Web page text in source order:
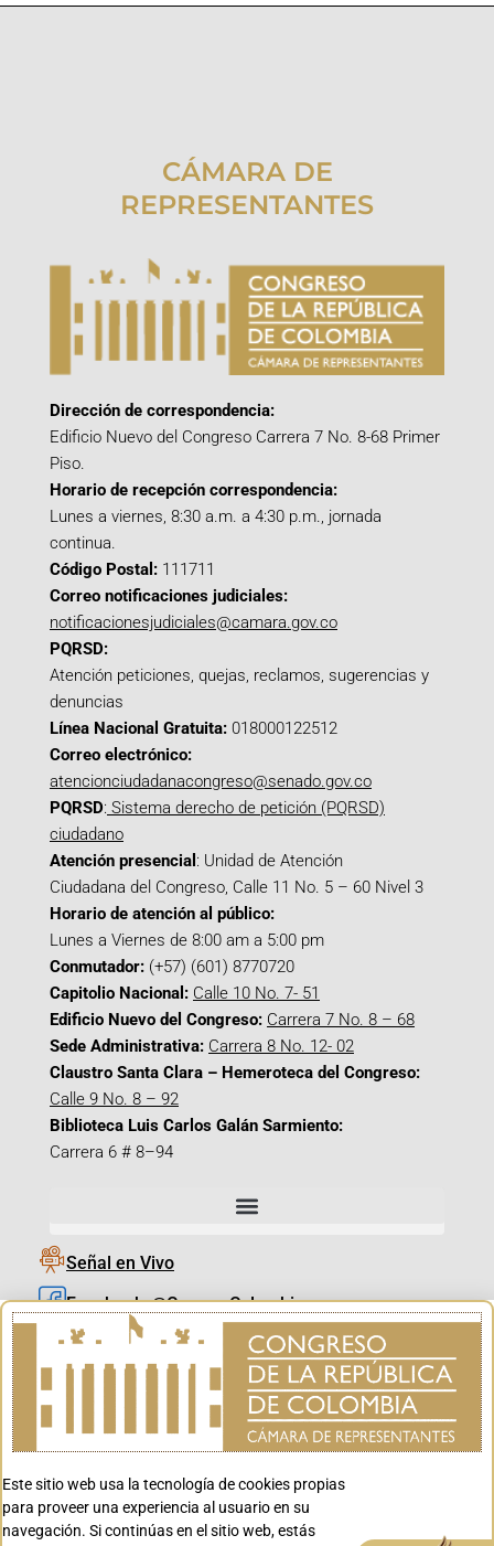
CÁMARA DE
REPRESENTANTES
Dirección de correspondencia:
Edificio Nuevo del Congreso Carrera 7 No. 8-68 Primer
Piso.
Horario de recepción correspondencia:
Lunes a viernes, 8:30 a.m. a 4:30 p.m., jornada
continua.
Código Postal: 111711
Correo notificaciones judiciales:
notificacionesjudiciales@camara.gov.co
PQRSD:
Atención peticiones, quejas, reclamos, sugerencias y
denuncias
Línea Nacional Gratuita: 018000122512
Correo electrónico:
atencionciudadanacongreso@senado.gov.co
PQRSD: Sistema derecho de petición (PQRSD)
ciudadano
Atención presencial : Unidad de Atención
Ciudadana del Congreso, Calle 11 No. 5 – 60 Nivel 3
Horario de atención al público:
Lunes a Viernes de 8:00 am a 5:00 pm
Conmutador: (+57) (601) 8770720
Capitolio Nacional: Calle 10 No. 7- 51
Edificio Nuevo del Congreso: Carrera 7 No. 8 – 68
Sede Administrativa: Carrera 8 No. 12- 02
Claustro Santa Clara – Hemeroteca del Congreso:
Calle 9 No. 8 – 92
Biblioteca Luis Carlos Galán Sarmiento:
Carrera 6 # 8–94
Señal en Vivo
Facebook_@CamaraColombia
Instagram_@CamaraColombia
X_@CamaraColombia
Youtube_@CamaraColombia
Youtube_@CanalCongreso
Este sitio web usa la tecnología de cookies propias
para proveer una experiencia al usuario en su
navegación. Si continúas en el sitio web, estás